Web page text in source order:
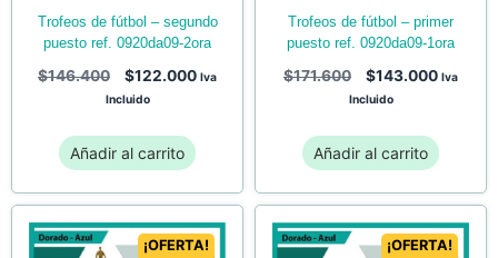
trofeos de fútbol – segundo
puesto ref. 0920da09-2ora
$146.400 $122.000 Iva
Incluido
Añadir al carrito
trofeos de fútbol – primer
puesto ref. 0920da09-1ora
$171.600 $143.000 Iva
Incluido
Añadir al carrito
¡OFERTA! ¡OFERTA!